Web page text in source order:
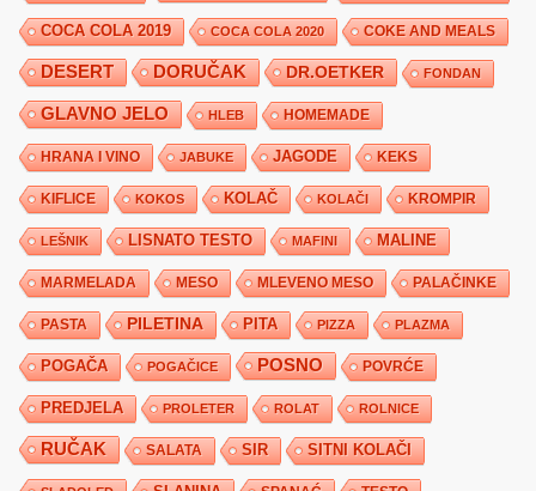
COCA COLA 2019 COCA COLA 2020 COKE AND MEALS
DESERT DORUČAK DR.OETKER FONDAN
GLAVNO JELO HLEB HOMEMADE
HRANA I VINO JABUKE JAGODE KEKS
KIFLICE KOKOS KOLAČ KOLAČI KROMPIR
LEŠNIK LISNATO TESTO MAFINI MALINE
MARMELADA MESO MLEVENO MESO PALAČINKE
PASTA PILETINA PITA PIZZA PLAZMA
POGAČA POGAČICE POSNO POVRĆE
PREDJELA PROLETER ROLAT ROLNICE
RUČAK SALATA SIR SITNI KOLAČI